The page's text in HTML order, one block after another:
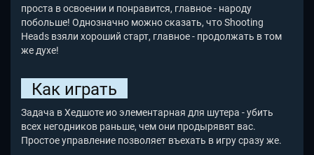
проста в освоении и понравится, главное - народу
побольше! Однозначно можно сказать, что Shooting
Heads взяли хороший старт, главное - продолжать в том
же духе!
Как играть
Задача в Хедшоте ио элементарная для шутера - убить
всех негодников раньше, чем они продырявят вас.
Простое управление позволяет въехать в игру сразу же.